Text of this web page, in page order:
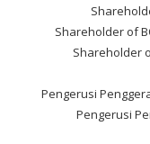
Shareholder of
Shareholder
Pengerusi
Pengerusi